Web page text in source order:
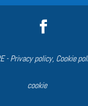
-Privacy policy, Cookie
cookie